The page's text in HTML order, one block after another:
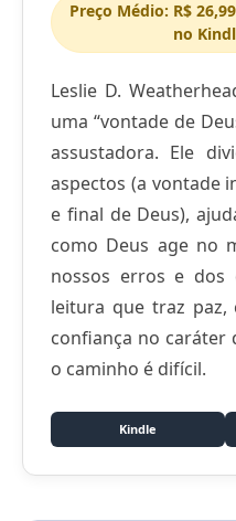
Preço Médio: R$
no
Leslie D.
uma “vontade de
assustadora. Ele
aspectos (a vontade
e final de Deus),
como Deus age no
nossos erros e dos
leitura que traz paz,
confiança no caráter
o caminho é difícil.
Kindle